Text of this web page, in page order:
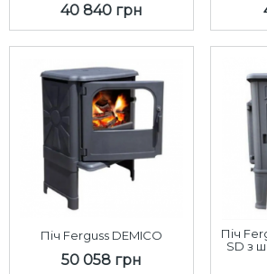
40 840 грн
Піч Ferguss DEMICO
50 058 грн
Піч
SD з